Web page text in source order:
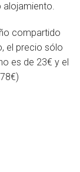
alojamiento.
compartido
el precio sólo
es de 23€ y el